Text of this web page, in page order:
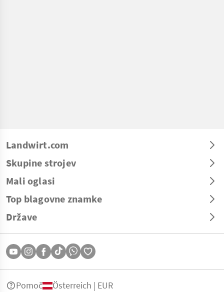
Landwirt.com
Skupine strojev
Mali oglasi
Top blagovne znamke
Države
Pomoč Österreich | EUR